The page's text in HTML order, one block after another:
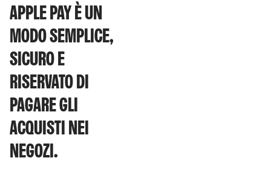
APPLE PAY È UN
MODO SEMPLICE,
SICURO E
RISERVATO DI
PAGARE GLI
ACQUISTI NEI
NEGOZI.